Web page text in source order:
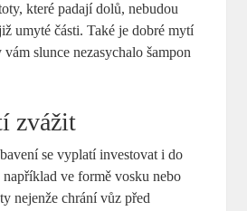
které padají dolů, nebudou
umyté části. Také je dobré mytí
slunce nezasychalo šampon
zvážit
se vyplatí investovat i do
ve formě vosku nebo
nejenže chrání vůz před